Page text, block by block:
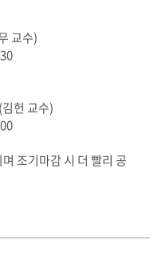
교수)
헌 교수)
조기마감 시 더 빨리 공